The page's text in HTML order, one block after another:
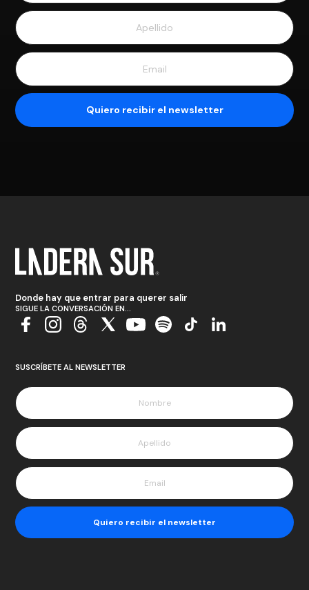
Donde hay que entrar para querer salir
SIGUE LA CONVERSACIÓN EN...
SUSCRÍBETE AL NEWSLETTER